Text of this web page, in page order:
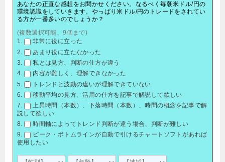
あなたの正直な感想をお聞かせください。なるべく毎朝米ドル/円の
環境認識をしていきます。やっぱり米ドル/円のトレードをされてい
る方が一番多いのでしょうか？
(複数選択可能、9個まで)
非常に役に立った
あまり役に立たなかった
私とは見方、判断の仕方が違う
内容が難しく、理解できなかった
トレンドと波動の違いが理解できていない
移動平均の見方、活用の仕方を記事で解説して欲しい
上昇時間（本数）、下落時間（本数）、時間の概念を記事で解
説して欲しい
時間軸によってトレンド判断が違う場合、判断が難しい
ピーク・ボトムラインが自動で引けるチャートソフトがあれば
使用したい